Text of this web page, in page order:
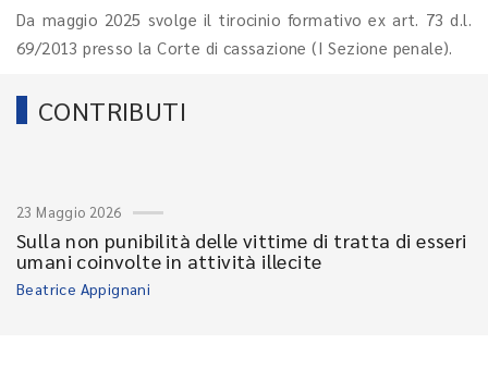
Da maggio 2025 svolge il tirocinio formativo ex art. 73 d.l.
69/2013 presso la Corte di cassazione (I Sezione penale).
CONTRIBUTI
23 Maggio 2026
Sulla non punibilità delle vittime di tratta di esseri
umani coinvolte in attività illecite
Beatrice Appignani